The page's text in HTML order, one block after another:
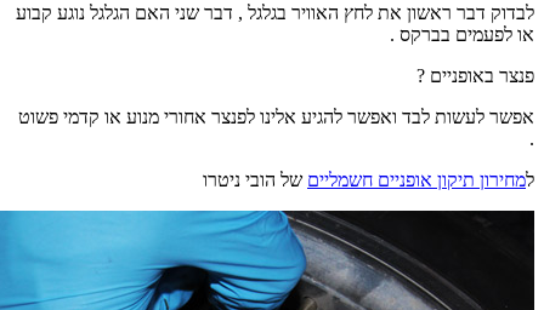
לבדוק דבר ראשון את לחץ האוויר בגלגל , דבר שני האם הגלגל נוגע קבוע
או לפעמים בברקס .
פנצר באופניים ?
אפשר לעשות לבד ואפשר להגיע אלינו לפנצר אחורי מנוע או קדמי פשוט
.
למחירון תיקון אופניים חשמליים של הובי ניטרו